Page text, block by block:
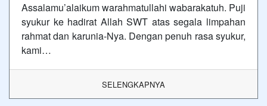
Assalamu’alaikum warahmatullahi wabarakatuh. Puji
syukur ke hadirat Allah SWT atas segala limpahan
rahmat dan karunia-Nya. Dengan penuh rasa syukur,
kami…
SELENGKAPNYA